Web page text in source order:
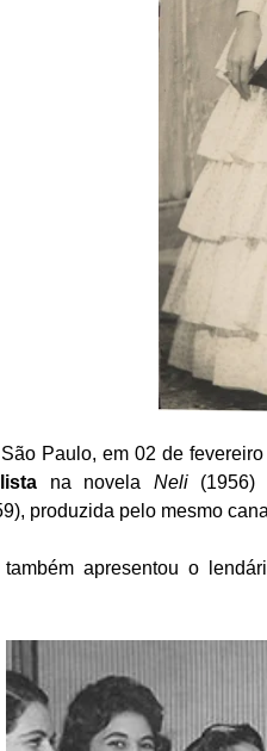
Paulo, em 02 de
na novela Neli(1956)
produzida pelo mesmo
apresentou o